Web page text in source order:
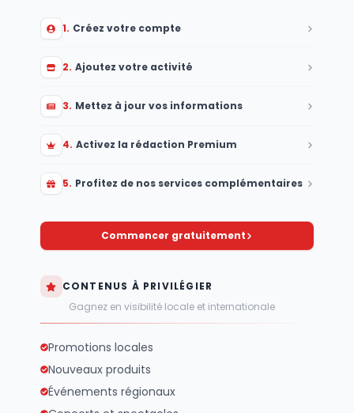
1. Créez votre compte
2. Ajoutez votre activité
3. Mettez à jour vos informations
4. Activez la rédaction Premium
5. Profitez de nos services complémentaires
Commencer gratuitement
CONTENUS À PRIVILÉGIER
Gagnez en visibilité locale et internationale
Promotions locales
Nouveaux produits
Événements régionaux